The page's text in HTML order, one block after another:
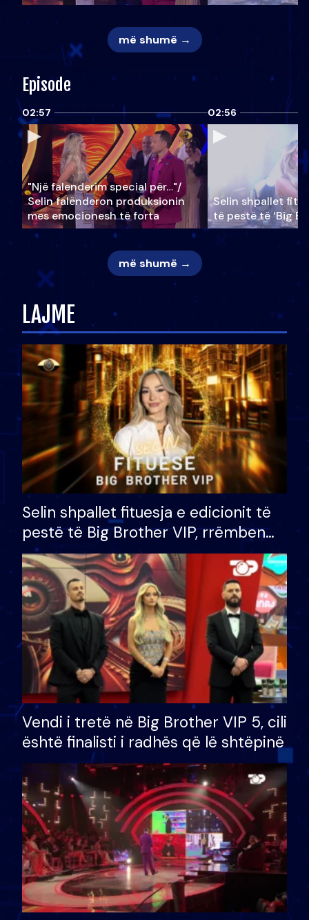
më shumë →
Episode
02:57
"Një falenderim special për…"/
Selin falënderon produksionin
mes emocionesh të forta
02:56
Selin shpallet
të pestë të ‘Big
më shumë →
LAJME
Selin shpallet fituesja e edicionit të
pestë të Big Brother VIP, rrëmben
çmimin e madh prej 100 mijë eurosh
Vendi i tretë në Big Brother VIP 5, cili
është finalisti i radhës që lë shtëpinë